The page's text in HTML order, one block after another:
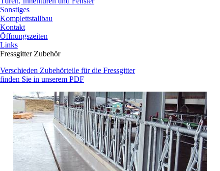
Sonstiges
Komplettstallbau
Kontakt
Öffnungszeiten
Links
Fressgitter Zubehör
Verschieden Zubehörteile für die Fressgitter
finden Sie in unserem PDF